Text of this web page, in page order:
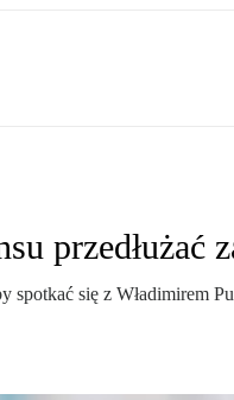
przedłużać
się z Władimirem